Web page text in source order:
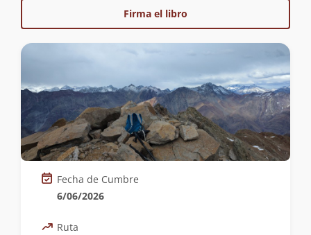
Firma el libro
Fecha de Cumbre
6/06/2026
Ruta